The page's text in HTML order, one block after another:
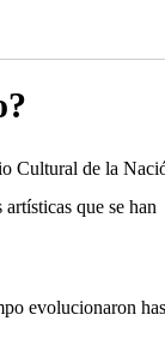
Cultural de la
que se han
evolucionaron